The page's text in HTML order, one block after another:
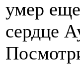
умер
сердце